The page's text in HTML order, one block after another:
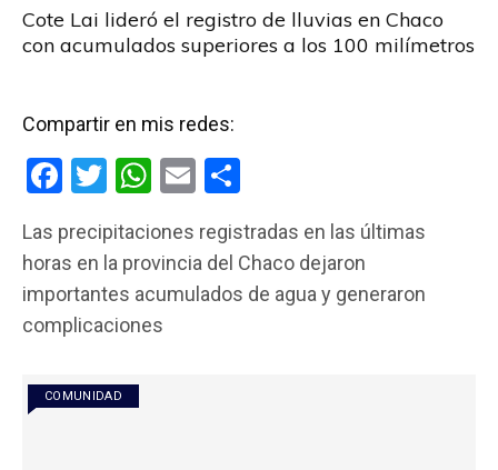
Cote Lai lideró el registro de lluvias en Chaco
con acumulados superiores a los 100 milímetros
Compartir en mis redes:
F
ce
b
o
k
T
tt
er
W
at
s
A
E
ail m
p
Las precipitaciones registradas en las últimas
horas en la provincia del Chaco dejaron
importantes acumulados de agua y generaron
complicaciones
COMUNIDAD